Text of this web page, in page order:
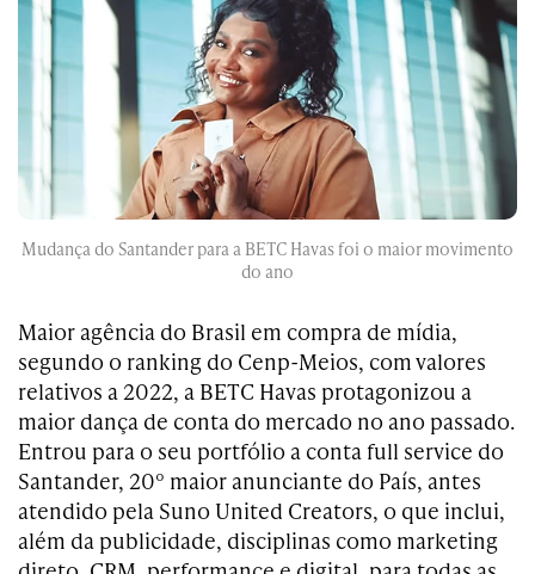
Mudança do Santander para a BETC Havas foi o maior movimento
do ano
Maior agência do Brasil em compra de mídia,
segundo o ranking do Cenp-Meios, com valores
relativos a 2022, a BETC Havas protagonizou a
maior dança de conta do mercado no ano passado.
Entrou para o seu portfólio a conta full service do
Santander, 20º maior anunciante do País, antes
atendido pela Suno United Creators, o que inclui,
além da publicidade, disciplinas como marketing